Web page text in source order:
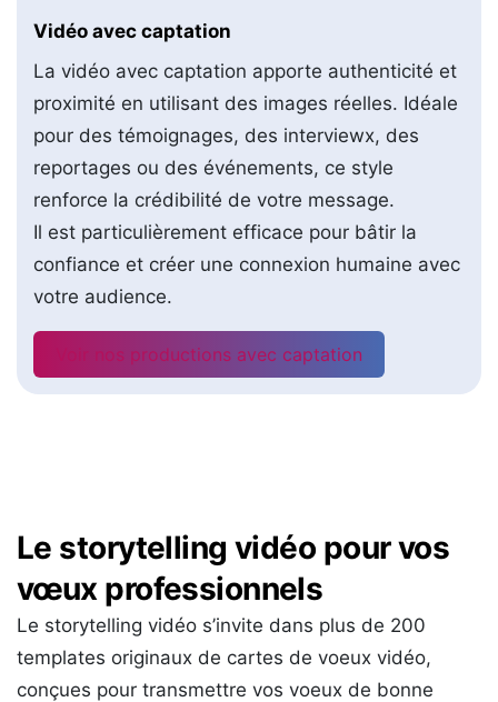
Vidéo avec captation
La vidéo avec captation apporte authenticité et
proximité en utilisant des images réelles. Idéale
pour des témoignages, des interviewx, des
reportages ou des événements, ce style
renforce la crédibilité de votre message.
Il est particulièrement efficace pour bâtir la
confiance et créer une connexion humaine avec
votre audience.
Voir nos productions avec captation
Le storytelling vidéo pour vos
vœux professionnels
Le storytelling vidéo s’invite dans plus de 200
templates originaux de cartes de voeux vidéo,
conçues pour transmettre vos voeux de bonne